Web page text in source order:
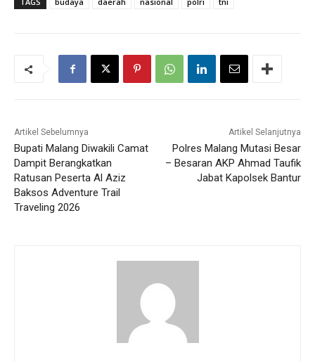
Artikel Sebelumnya
Bupati Malang Diwakili Camat
Dampit Berangkatkan
Ratusan Peserta Al Aziz
Baksos Adventure Trail
Traveling 2026
Artikel Selanjutnya
Polres Malang Mutasi Besar
– Besaran AKP Ahmad Taufik
Jabat Kapolsek Bantur